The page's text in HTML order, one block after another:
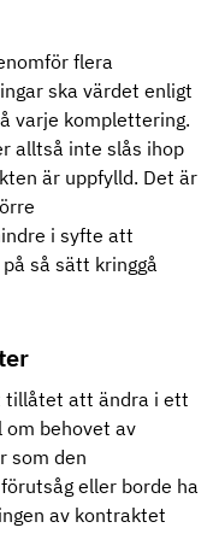
flera
ska värdet enligt
varje komplettering.
alltså inte slås ihop
är uppfylld. Det är
i syfte att
så sätt kringgå
tillåtet att ändra i ett
behovet av
som den
eller borde ha
av kontraktet